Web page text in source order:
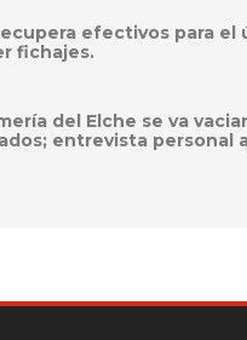
efectivos para
fichajes.
del Elche se va
entrevista personal